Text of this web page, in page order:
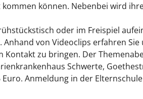
können. Nebenbei wird
oder im Freispiel
von Videoclips erfahren
Kontakt zu bringen. Der
Schwerte,
Anmeldung in der